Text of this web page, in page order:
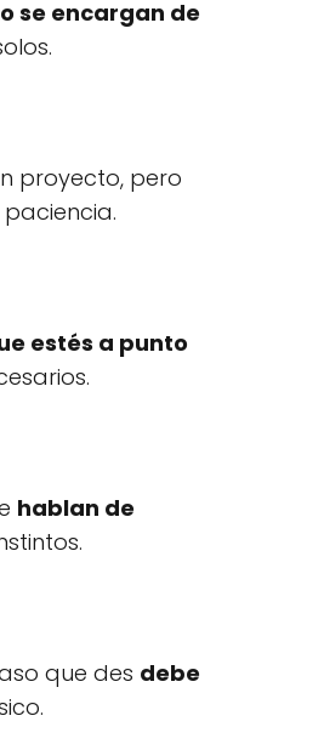
se encargan de
proyecto, pero
estés a punto
hablan de
que des debe